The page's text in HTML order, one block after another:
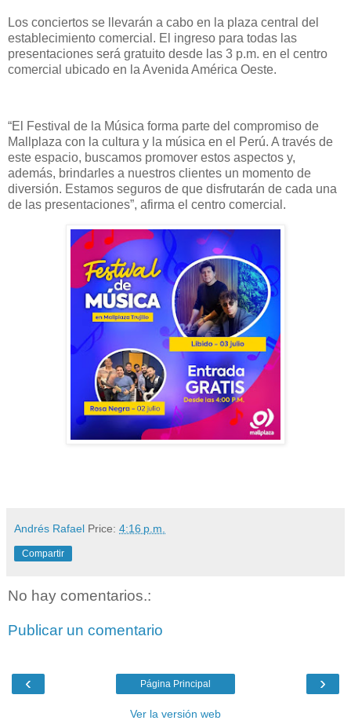
Los conciertos se llevarán a cabo en la plaza central del
establecimiento comercial. El ingreso para todas las
presentaciones será gratuito desde las 3 p.m. en el centro
comercial ubicado en la Avenida América Oeste.
“El Festival de la Música forma parte del compromiso de
Mallplaza con la cultura y la música en el Perú. A través de
este espacio, buscamos promover estos aspectos y,
además, brindarles a nuestros clientes un momento de
diversión. Estamos seguros de que disfrutarán de cada una
de las presentaciones”, afirma el centro comercial.
Andrés Rafael Price: 4:16 p.m.
Compartir
No hay comentarios.:
Publicar un comentario
‹ ›
Página Principal
Ver la versión web